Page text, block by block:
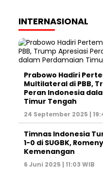
INTERNASIONAL
Prabowo Hadiri
Multilateral di PBB,
Peran Indonesia
Timur Tengah
24 September 2025 |
Timnas Indonesia
1-0 di SUGBK,
Kemenangan
6 Juni 2025 | 11:03 WIB